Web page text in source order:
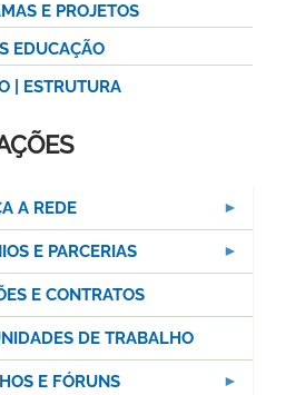
E PROJETOS
EDUCAÇÃO
| ESTRUTURA
A REDE
E PARCERIAS
E CONTRATOS
DE TRABALHO
E FÓRUNS